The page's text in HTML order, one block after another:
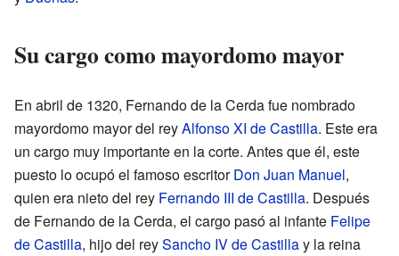
Su cargo como mayordomo mayor
En abril de 1320, Fernando de la Cerda fue nombrado
mayordomo mayor del reyAlfonso XI de Castilla. Este era
un cargo muy importante en la corte. Antes que él, este
puesto lo ocupó el famoso escritorDon Juan Manuel,
quien era nieto del rey Fernando III de Castilla. Después
de Fernando de la Cerda, el cargo pasó al infante Felipe
de Castilla, hijo del reySancho IV de Castillay la reina